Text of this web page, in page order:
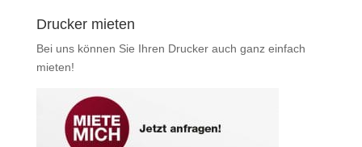
Drucker mieten
Bei uns können Sie Ihren Drucker auch ganz einfach
mieten!